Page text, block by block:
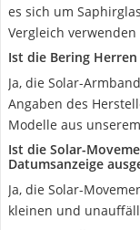
es sich um
Vergleich
Ist die Bering
Ja, die Solar-
Angaben des
Modelle aus
Ist die Solar-
Datumsanzeige
Ja, die Solar-
kleinen und